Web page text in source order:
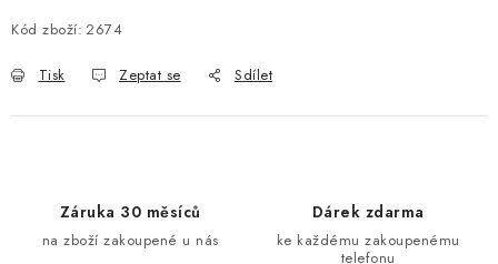
Kód zboží: 2674
Tisk Zeptat se Sdílet
Záruka 30 měsíců
na zboží zakoupené u nás
Dárek zdarma
ke každému zakoupenému
telefonu